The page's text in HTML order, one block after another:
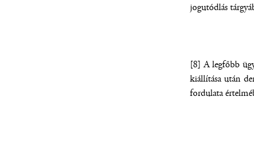
jogutódlás
[8] A legfőbb
kiállítása után
fordulata